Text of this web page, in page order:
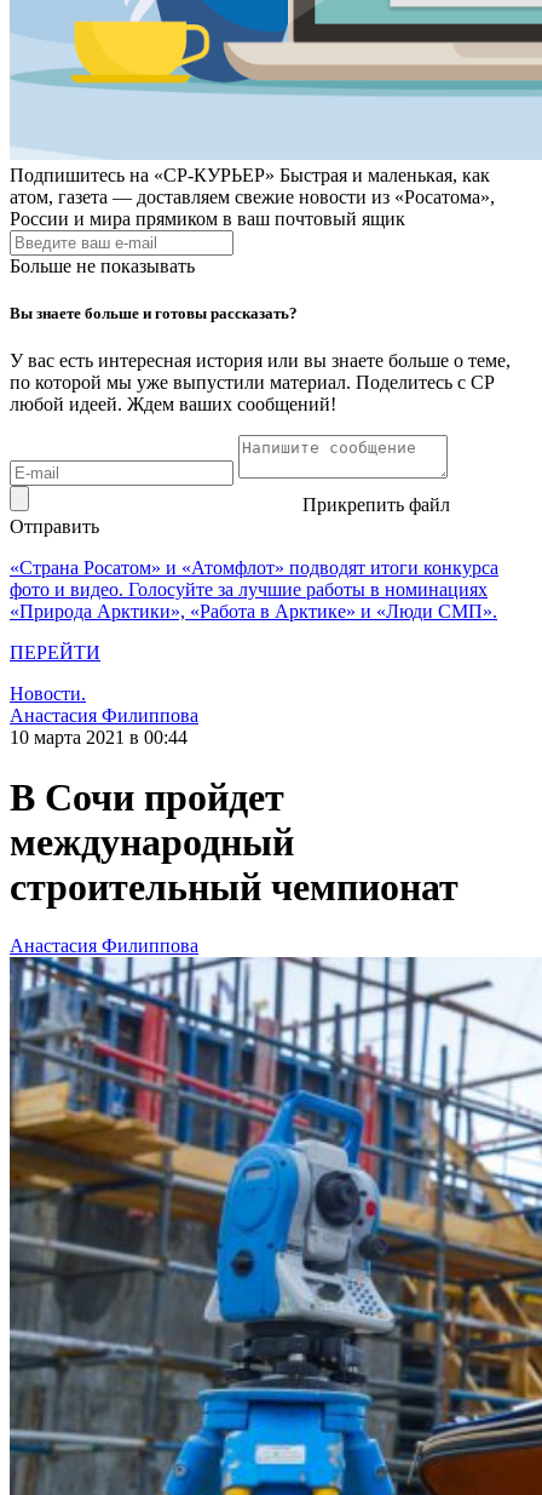
Подпишитесь на «СР-КУРЬЕР» Быстрая и маленькая, как
атом, газета — доставляем свежие новости из «Росатома»,
России и мира прямиком в ваш почтовый ящик
Больше не показывать
Вы знаете больше и готовы рассказать?
У вас есть интересная история или вы знаете больше о теме,
по которой мы уже выпустили материал. Поделитесь с СР
любой идеей. Ждем ваших сообщений!
Прикрепить файл
Отправить
«Страна Росатом» и «Атомфлот» подводят итоги конкурса
фото и видео. Голосуйте за лучшие работы в номинациях
«Природа Арктики», «Работа в Арктике» и «Люди СМП».
ПЕРЕЙТИ
Новости.
Анастасия Филиппова
10 марта 2021 в 00:44
В Сочи пройдет
международный
строительный чемпионат
Анастасия Филиппова